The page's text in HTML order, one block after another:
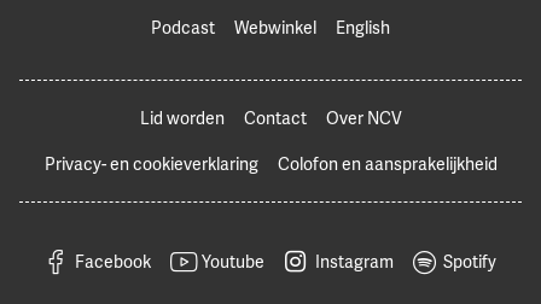
Podcast
Webwinkel English
Lid worden Contact
Over NCV
Privacy- en cookieverklaring
Colofon en aansprakelijkheid
Facebook Youtube Instagram Spotify